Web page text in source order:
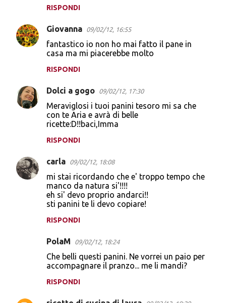
RISPONDI
Giovanna 09/02/12, 16:55
fantastico io non ho mai fatto il pane in
casa ma mi piacerebbe molto
RISPONDI
Dolci a gogo 09/02/12, 17:30
Meraviglosi i tuoi panini tesoro mi sa che
con te Aria e avrà di belle
ricette:D!!baci,Imma
RISPONDI
carla 09/02/12, 18:08
mi stai ricordando che e' troppo tempo che
manco da natura si'!!!!
eh si' devo proprio andarci!!
sti panini te li devo copiare!
RISPONDI
PolaM 09/02/12, 18:24
Che belli questi panini. Ne vorrei un paio per
accompagnare il pranzo... me li mandi?
RISPONDI